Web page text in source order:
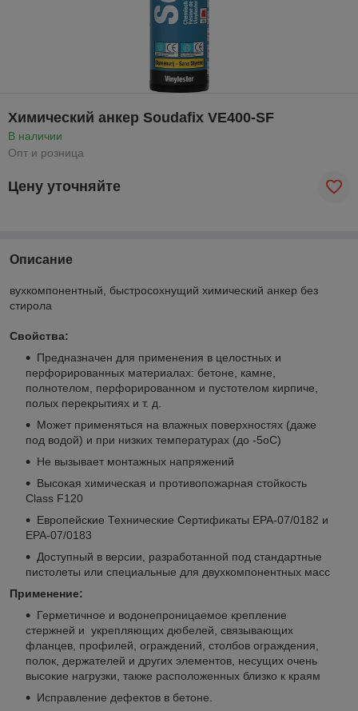
Химический анкер Soudafix VE400-SF
В наличии
Опт и розница
Цену уточняйте
Описание
вухкомпонентный, быстросохнущий химический анкер без
стирола
Свойства:
Предназначен для применения в целостных и
перфорированных материалах: бетоне, камне,
полнотелом, перфорированном и пустотелом кирпиче,
полых перекрытиях и т. д.
Может применяться на влажных поверхностях (даже
под водой) и при низких температурах (до -5оC)
Не вызывает монтажных напряжений
Высокая химическая и противопожарная стойкость
Class F120
Европейские Технические Сертификаты EPA-07/0182 и
EPA-07/0183
Доступный в версии, разработанной под стандартные
пистолеты или специальные для двухкомпонентных масс
Применение:
Герметичное и водонепроницаемое крепление
стержней и укрепляющих дюбелей, связывающих
фланцев, профилей, ограждений, столбов ограждения,
полок, держателей и других элементов, несущих очень
высокие нагрузки, также расположенных близко к краям
Исправление дефектов в бетоне.